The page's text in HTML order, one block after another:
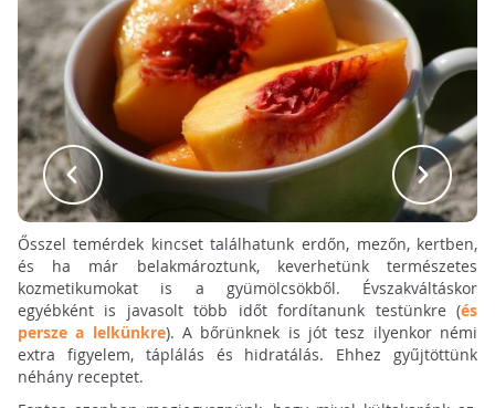
Ősszel temérdek kincset találhatunk erdőn, mezőn, kertben,
és ha már belakmároztunk, keverhetünk természetes
kozmetikumokat is a gyümölcsökből. Évszakváltáskor
egyébként is javasolt több időt fordítanunk testünkre (és
persze a lelkünkre). A bőrünknek is jót tesz ilyenkor némi
extra figyelem, táplálás és hidratálás. Ehhez gyűjtöttünk
néhány receptet.